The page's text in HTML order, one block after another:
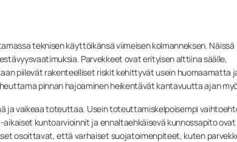
teknisen käyttöikänsä viimeisen kolmanneksen. Näissä
Parvekkeet ovat erityisen alttiina säälle,
piilevät rakenteelliset riskit kehittyvät usein huomaamatta
pinnan hajoaminen heikentävät kantavuutta ajan
ja vaikeaa toteuttaa. Usein toteuttamiskelpoisempi
kuntoarvioinnit ja ennaltaehkäisevä kunnossapito ovat
osoittavat, että varhaiset suojatoimenpiteet, kuten